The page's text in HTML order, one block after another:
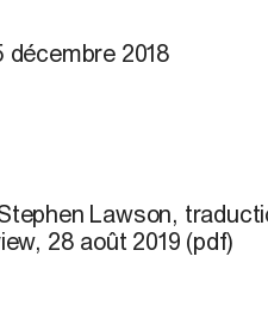
décembre 2018
Lawson,
28 août 2019 (pdf)